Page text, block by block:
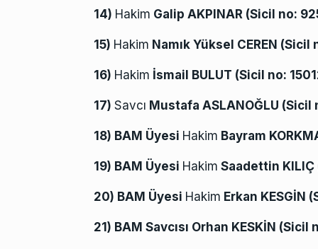
14) Hakim Galip AKPINAR (Sicil no:
15) Hakim Namık Yüksel CEREN (Sicil
16) Hakim İsmail BULUT (Sicil no:
17) Savcı Mustafa ASLANOĞLU (Sicil
18) BAM Üyesi Hakim Bayram
19) BAM Üyesi Hakim Saadettin KILIÇ
20) BAM Üyesi Hakim Erkan KESGİN (
21) BAM Savcısı Orhan KESKİN (Sicil